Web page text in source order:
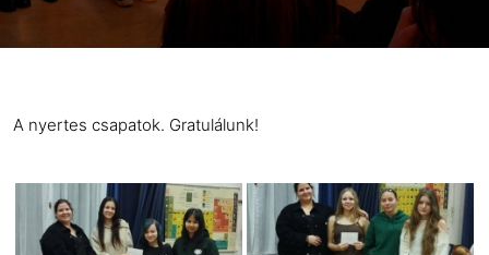
A nyertes csapatok. Gratulálunk!